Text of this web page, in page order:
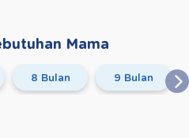
Mama
8 Bulan 9 Bulan